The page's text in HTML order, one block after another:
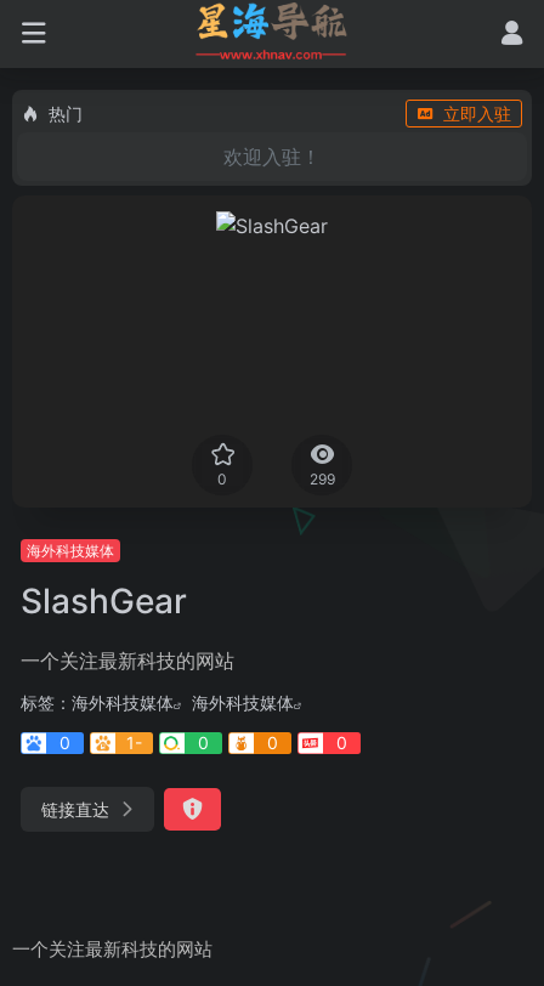
热门 立即入驻
欢迎入驻！
0 299
海外科技媒体
SlashGear
一个关注最新科技的网站
标签： 海外科技媒体
海外科技媒体
0
1- 0 0 0
链接直达
一个关注最新科技的网站